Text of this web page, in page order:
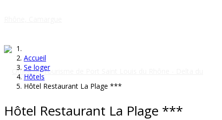
Accueil
Se loger
Hôtels
Hôtel Restaurant La Plage ***
Hôtel Restaurant La Plage ***